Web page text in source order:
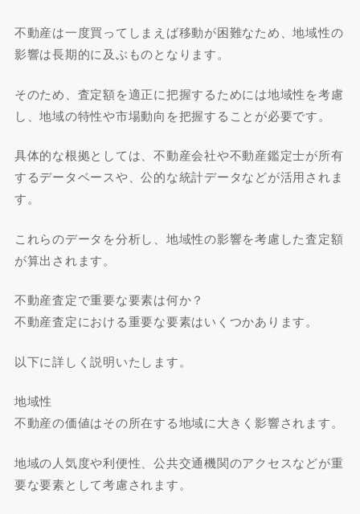
不動産は一度買ってしまえば移動が困難なため、地域性の
影響は長期的に及ぶものとなります。
そのため、査定額を適正に把握するためには地域性を考慮
し、地域の特性や市場動向を把握することが必要です。
具体的な根拠としては、不動産会社や不動産鑑定士が所有
するデータベースや、公的な統計データなどが活用されま
す。
これらのデータを分析し、地域性の影響を考慮した査定額
が算出されます。
不動産査定で重要な要素は何か？
不動産査定における重要な要素はいくつかあります。
以下に詳しく説明いたします。
地域性
不動産の価値はその所在する地域に大きく影響されます。
地域の人気度や利便性、公共交通機関のアクセスなどが重
要な要素として考慮されます。